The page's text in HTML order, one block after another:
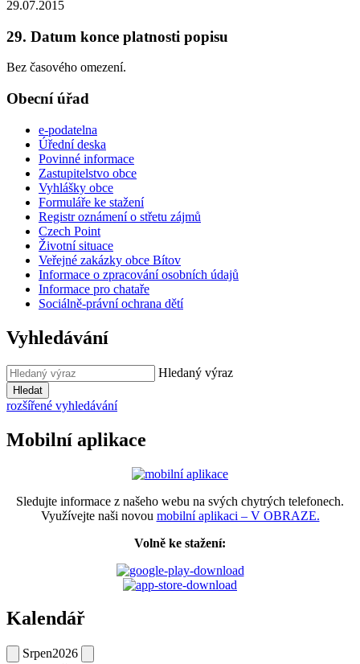
29.07.2015
29. Datum konce platnosti popisu
Bez časového omezení.
Obecní úřad
e-podatelna
Úřední deska
Povinné informace
Zastupitelstvo obce
Vyhlášky obce
Formuláře ke stažení
Registr oznámení o střetu zájmů
Czech Point
Životní situace
Veřejné zakázky obce Bítov
Informace o zpracování osobních údajů
Informace pro chataře
Sociálně-právní ochrana dětí
Vyhledávání
Hledaný výraz
Hledat
rozšířené vyhledávání
Mobilní aplikace
Sledujte informace z našeho webu na svých chytrých telefonech.
Využívejte naši novou mobilní aplikaci – V OBRAZE.
Volně ke stažení:
Kalendář
Srpen2026